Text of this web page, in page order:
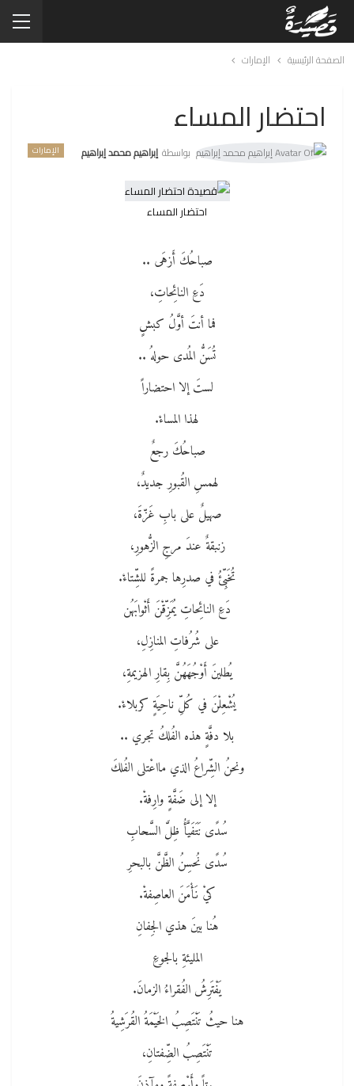
الصفحة الرئيسية الإمارات
احتضار المساء
الإمارات بواسطة إبراهيم محمد إبراهيم
احتضار المساء
صباحُكَ أَزهَى ..
دَعِ النائِحاتِ،
فما أنتَ أوَّلُ كبشٍ
تُسَنُّ المُدى حولهُ ..
لستَ إلا احتضاراً
لهذا المساءْ.
صباحُكَ رجعٌ
لهمسِ القُبورِ جديدٌ،
صهيلٌ على بابِ غَزّةَ،
زنبقةٌ عندَ مرجِ الزُّهورِ،
تُخَبِّئُ في صدرِها جمرةً للشِّتاءْ.
دَعِ النائِحاتِ يُمَزِّقْنَ أَثْوابَهُن
على شُرُفاتِ المنازِلِ،
يُطلينَ أَوْجُهَهُنَّ بِقارِ الهزيمةِ،
يُشْعِلْنَ في كُلِّ ناحِيَةٍ كربلاءْ.
بلا دفَّةٍ هذه الفُلكُ تجري ..
ونحنُ الشِّراعُ الذي مااعْتلى الفُلكَ
إلا إلى ضَفَّةٍ وارِفةْ.
سُدًى نَتَفَيَّأُ ظِلَّ السَّحابِ
سُدًى نُحسِنُ الظَّنَّ بالبحرِ
كيْ نَأْمَنَ العاصِفةْ.
هُنا بينَ هذي الجِفانِ
المليئةِ بالجوعِ
يَفْتَرِشُ الفُقراءُ الزمانَ.
هنا حيثُ تَنْتَصِبُ الخَيْمَةُ القُرَشِيةُ
تَنْتَصِبُ الضِّفتانِ،